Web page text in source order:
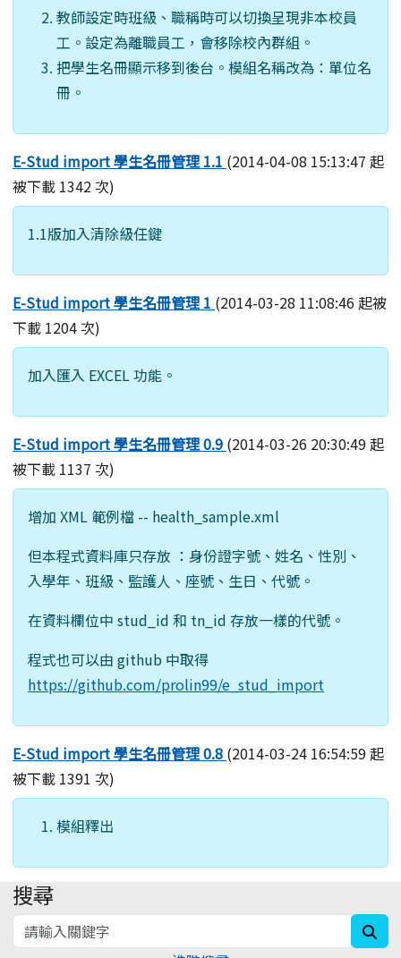
教師設定時班級、職稱時可以切換呈現非本校員
工。設定為離職員工，會移除校內群組。
把學生名冊顯示移到後台。模組名稱改為：單位名
冊。
E-Stud import 學生名冊管理 1.1 (2014-04-08 15:13:47 起
被下載 1342 次)
1.1版加入清除級任鍵
E-Stud import 學生名冊管理 1 (2014-03-28 11:08:46 起被
下載 1204 次)
加入匯入 EXCEL 功能。
E-Stud import 學生名冊管理 0.9 (2014-03-26 20:30:49 起
被下載 1137 次)
增加 XML 範例檔 -- health_sample.xml
但本程式資料庫只存放 ：身份證字號、姓名、性別、
入學年、班級、監護人、座號、生日、代號。
在資料欄位中 stud_id 和 tn_id 存放一樣的代號。
程式也可以由 github 中取得
https://github.com/prolin99/e_stud_import
E-Stud import 學生名冊管理 0.8 (2014-03-24 16:54:59 起
被下載 1391 次)
模組釋出
:::
搜尋